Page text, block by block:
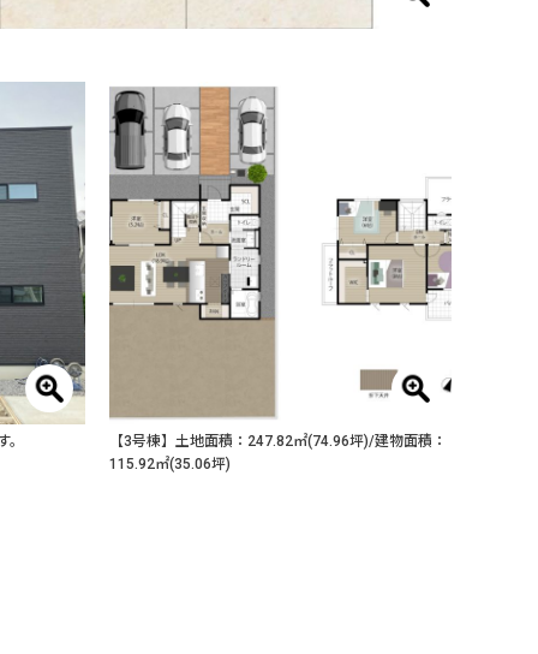
【3号棟】土地面積：247.82㎡(74.96坪)/建物面積：
115.92㎡(35.06坪)